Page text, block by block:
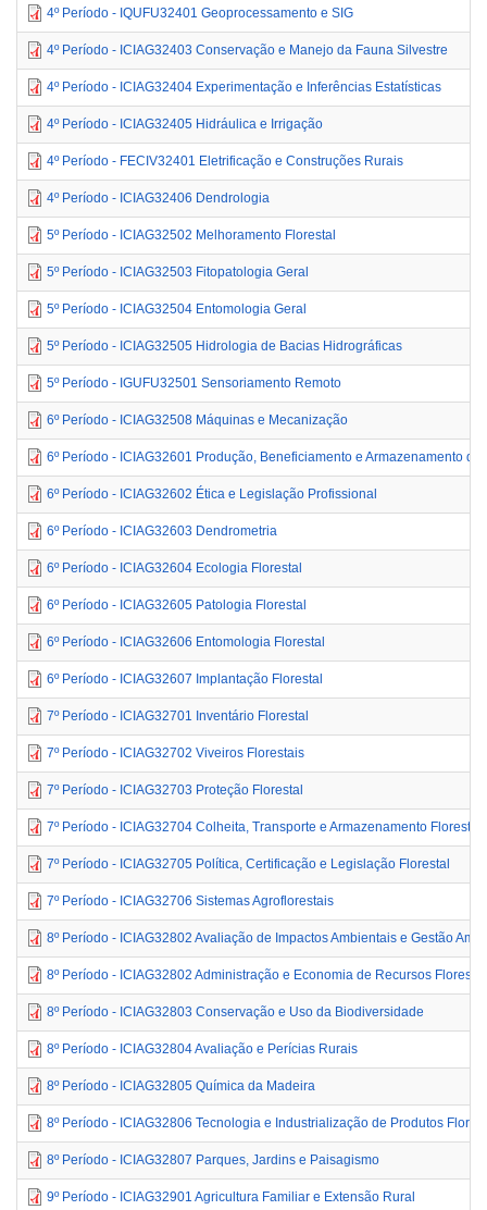
4º Período - IQUFU32401 Geoprocessamento e SIG
4º Período - ICIAG32403 Conservação e Manejo da Fauna Silvestre
4º Período - ICIAG32404 Experimentação e Inferências Estatísticas
4º Período - ICIAG32405 Hidráulica e Irrigação
4º Período - FECIV32401 Eletrificação e Construções Rurais
4º Período - ICIAG32406 Dendrologia
5º Período - ICIAG32502 Melhoramento Florestal
5º Período - ICIAG32503 Fitopatologia Geral
5º Período - ICIAG32504 Entomologia Geral
5º Período - ICIAG32505 Hidrologia de Bacias Hidrográficas
5º Período - IGUFU32501 Sensoriamento Remoto
6º Período - ICIAG32508 Máquinas e Mecanização
6º Período - ICIAG32601 Produção, Beneficiamento e Armazenamento de
6º Período - ICIAG32602 Ética e Legislação Profissional
6º Período - ICIAG32603 Dendrometria
6º Período - ICIAG32604 Ecologia Florestal
6º Período - ICIAG32605 Patologia Florestal
6º Período - ICIAG32606 Entomologia Florestal
6º Período - ICIAG32607 Implantação Florestal
7º Período - ICIAG32701 Inventário Florestal
7º Período - ICIAG32702 Viveiros Florestais
7º Período - ICIAG32703 Proteção Florestal
7º Período - ICIAG32704 Colheita, Transporte e Armazenamento Florestal
7º Período - ICIAG32705 Política, Certificação e Legislação Florestal
7º Período - ICIAG32706 Sistemas Agroflorestais
8º Período - ICIAG32802 Avaliação de Impactos Ambientais e Gestão
8º Período - ICIAG32802 Administração e Economia de Recursos
8º Período - ICIAG32803 Conservação e Uso da Biodiversidade
8º Período - ICIAG32804 Avaliação e Perícias Rurais
8º Período - ICIAG32805 Química da Madeira
8º Período - ICIAG32806 Tecnologia e Industrialização de Produtos
8º Período - ICIAG32807 Parques, Jardins e Paisagismo
9º Período - ICIAG32901 Agricultura Familiar e Extensão Rural